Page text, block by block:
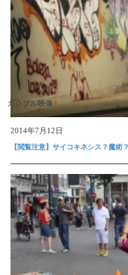
ガクブル映像
2014年7月12日
【閲覧注意】サイコキネシス？魔術